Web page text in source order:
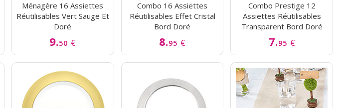
Ménagère 16 Assiettes
Réutilisables Vert Sauge Et
Doré
9.50 €
Combo 16 Assiettes
Réutilisables Effet Cristal
Bord Doré
8.95 €
Combo Prestige 12
Assiettes Réutilisables
Transparent Bord Doré
7.95 €